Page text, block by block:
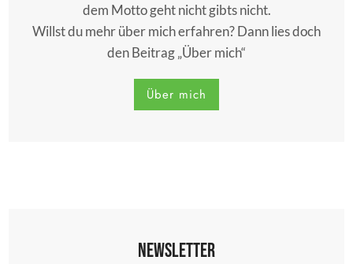
dem Motto geht nicht gibts nicht.
Willst du mehr über mich erfahren? Dann lies doch
den Beitrag „Über mich“
Über mich
Newsletter